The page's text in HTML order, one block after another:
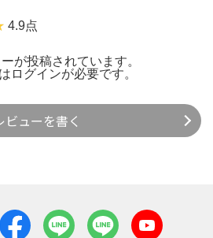
4.9点
が投稿されています。
ログインが必要です。
ビューを書く